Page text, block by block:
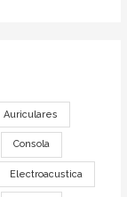
Auriculares
Consola
Electroacustica